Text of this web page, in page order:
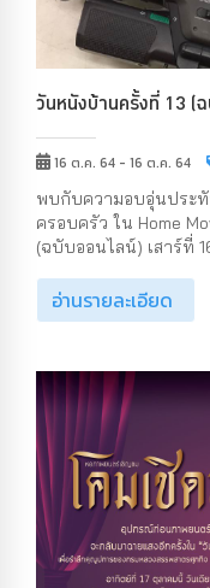
วันหนังบ้านครั้งที่ 13 (
16 ต.ค. 64 - 16 ต.ค. 64
พบกับความอบอุ่นประ
ครอบครัว ใน Home
(ฉบับออนไลน์) เสาร์ที่
อ่านรายละเอียด